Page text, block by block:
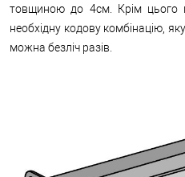
товщиною до 4см. Крім цього
необхідну кодову комбінацію,
можна безліч разів.